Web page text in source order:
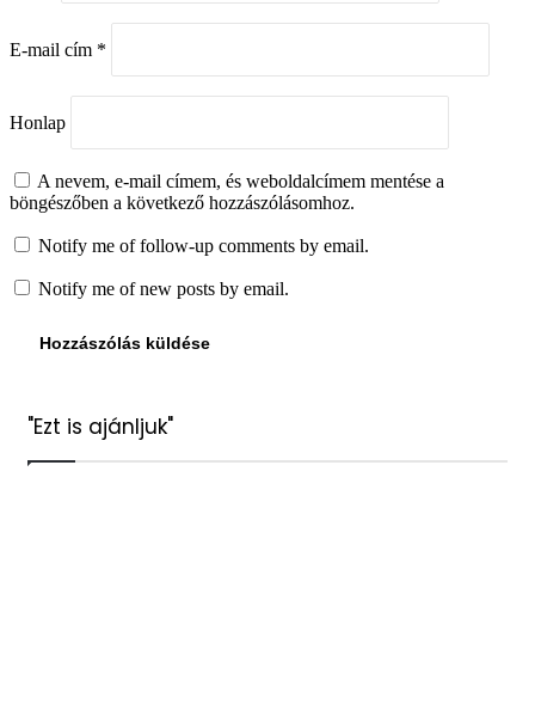
E-mail cím *
Honlap
A nevem, e-mail címem, és weboldalcímem mentése a
böngészőben a következő hozzászólásomhoz.
Notify me of follow-up comments by email.
Notify me of new posts by email.
"Ezt is ajánljuk"